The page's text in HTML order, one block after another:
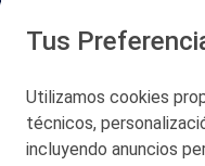
San
©
Tus
Utilizamos cookies
técnicos,
incluyendo anuncios